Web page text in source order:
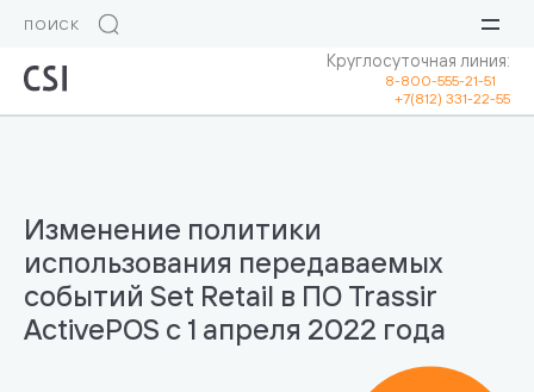
Круглосуточная линия:
8-800-555-21-51
+7(812) 331-22-55
Изменение политики
использования передаваемых
событий Set Retail в ПО Trassir
ActivePOS с 1 апреля 2022 года